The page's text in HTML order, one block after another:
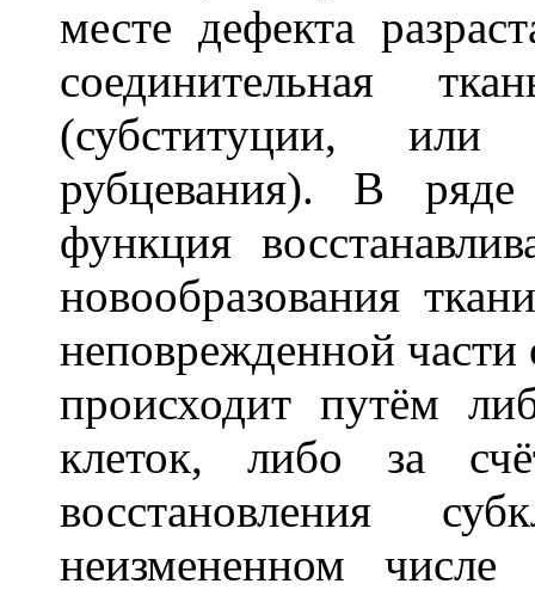
месте дефекта
соединительная
(субституции, или
рубцевания). В ряде
функция
новообразования
неповрежденной части
происходит путём
клеток, либо за
восстановления
неизмененном